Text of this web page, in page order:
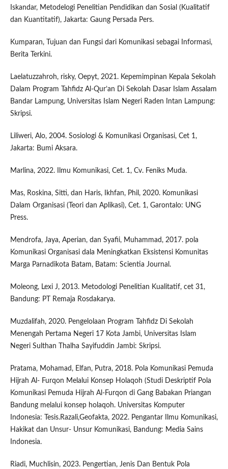
Iskandar, Metodelogi Penelitian Pendidikan dan Sosial (Kualitatif
dan Kuantitatif), Jakarta: Gaung Persada Pers.
Kumparan, Tujuan dan Fungsi dari Komunikasi sebagai Informasi,
Berita Terkini.
Laelatuzzahroh, risky, Oepyt, 2021. Kepemimpinan Kepala Sekolah
Dalam Program Tahfidz Al-Qur’an Di Sekolah Dasar Islam Assalam
Bandar Lampung, Universitas Islam Negeri Raden Intan Lampung:
Skripsi.
Liliweri, Alo, 2004. Sosiologi & Komunikasi Organisasi, Cet 1,
Jakarta: Bumi Aksara.
Marlina, 2022. Ilmu Komunikasi, Cet. 1, Cv. Feniks Muda.
Mas, Roskina, Sitti, dan Haris, Ikhfan, Phil, 2020. Komunikasi
Dalam Organisasi (Teori dan Aplikasi), Cet. 1, Garontalo: UNG
Press.
Mendrofa, Jaya, Aperian, dan Syafii, Muhammad, 2017. pola
Komunikasi Organisasi dala Meningkatkan Eksistensi Komunitas
Marga Parnadikota Batam, Batam: Scientia Journal.
Moleong, Lexi J, 2013. Metodologi Penelitian Kualitatif, cet 31,
Bandung: PT Remaja Rosdakarya.
Muzdalifah, 2020. Pengelolaan Program Tahfidz Di Sekolah
Menengah Pertama Negeri 17 Kota Jambi, Universitas Islam
Negeri Sulthan Thalha Sayifuddin Jambi: Skripsi.
Pratama, Mohamad, Elfan, Putra, 2018. Pola Komunikasi Pemuda
Hijrah Al- Furqon Melalui Konsep Holaqoh (Studi Deskriptif Pola
Komunikasi Pemuda Hijrah Al-Furqon di Gang Babakan Priangan
Bandung melalui konsep holaqoh. Universitas Komputer
Indonesia: Tesis.Razali,Geofakta, 2022. Pengantar Ilmu Komunikasi,
Hakikat dan Unsur- Unsur Komunikasi, Bandung: Media Sains
Indonesia.
Riadi, Muchlisin, 2023. Pengertian, Jenis Dan Bentuk Pola